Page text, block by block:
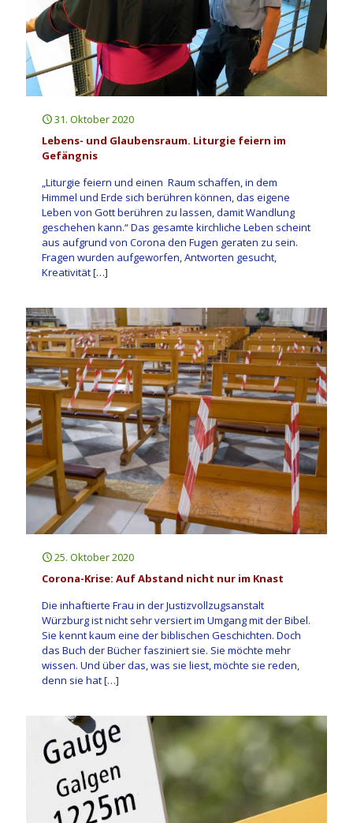
31. Oktober 2020
Lebens- und Glaubensraum. Liturgie feiern im
Gefängnis
„Liturgie feiern und einen Raum schaffen, in dem
Himmel und Erde sich berühren können, das eigene
Leben von Gott berühren zu lassen, damit Wandlung
geschehen kann.“ Das gesamte kirchliche Leben scheint
aus aufgrund von Corona den Fugen geraten zu sein.
Fragen wurden aufgeworfen, Antworten gesucht,
Kreativität[…]
25. Oktober 2020
Corona-Krise: Auf Abstand nicht nur im Knast
Die inhaftierte Frau in der Justizvollzugsanstalt
Würzburg ist nicht sehr versiert im Umgang mit der Bibel.
Sie kennt kaum eine der biblischen Geschichten. Doch
das Buch der Bücher fasziniert sie. Sie möchte mehr
wissen. Und über das, was sie liest, möchte sie reden,
denn sie hat[…]